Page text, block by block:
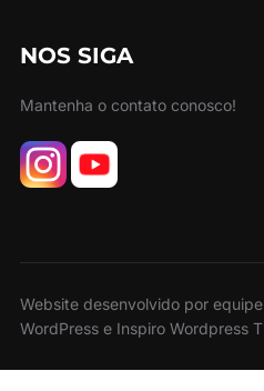
NOS SIGA
Mantenha o contato conosco!